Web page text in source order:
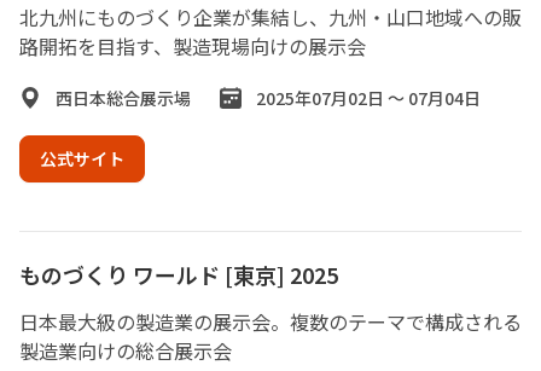
北九州にものづくり企業が集結し、九州・山口地域への販
路開拓を目指す、製造現場向けの展示会
西日本総合展示場 2025年07月02日 ～ 07月04日
公式サイト
ものづくり ワールド [東京] 2025
日本最大級の製造業の展示会。複数のテーマで構成される
製造業向けの総合展示会